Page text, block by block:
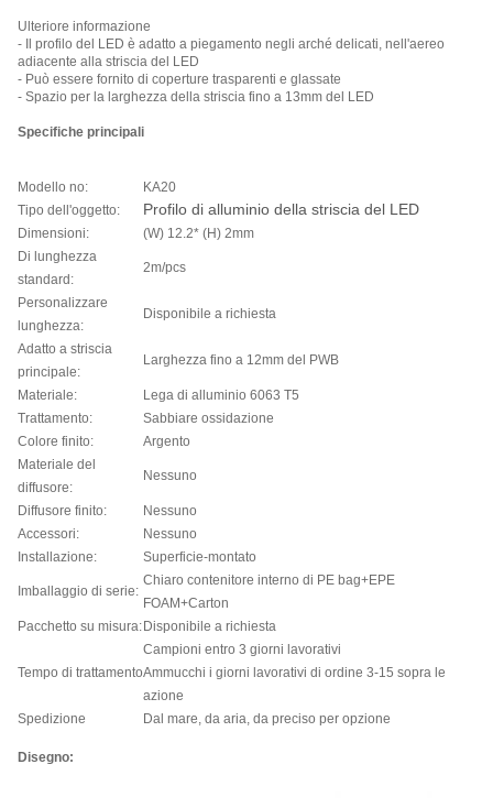
Ulteriore informazione
- Il profilo del LED è adatto a piegamento negli arché delicati, nell'aereo
adiacente alla striscia del LED
- Può essere fornito di coperture trasparenti e glassate
- Spazio per la larghezza della striscia fino a 13mm del LED
Specifiche principali
Modello no:
KA20
Tipo dell'oggetto:
Profilo di alluminio della striscia del LED
Dimensioni:
(W) 12.2* (H) 2mm
Di lunghezza
standard:
2m/pcs
Personalizzare
lunghezza:
Disponibile a richiesta
Adatto a striscia
principale:
Larghezza fino a 12mm del PWB
Materiale:
Lega di alluminio 6063 T5
Trattamento:
Sabbiare ossidazione
Colore finito:
Argento
Materiale del
diffusore:
Nessuno
Diffusore finito:
Nessuno
Accessori:
Nessuno
Installazione:
Superficie-montato
Imballaggio di serie:
Chiaro contenitore interno di PE bag+EPE
FOAM+Carton
Pacchetto su misura: Disponibile a richiesta
Tempo di trattamento
Campioni entro 3 giorni lavorativi
Ammucchi i giorni lavorativi di ordine 3-15 sopra le
azione
Spedizione
Dal mare, da aria, da preciso per opzione
Disegno: